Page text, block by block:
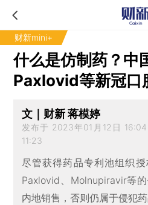
财新mini+
什么是仿制药？中
Paxlovid等新冠口
文｜财新 蒋模婷
发布于 2023年01月12日
11:23
尽管获得药品专利池组织
Paxlovid、Molnupiravir等
内地销售，否则仍属于侵犯